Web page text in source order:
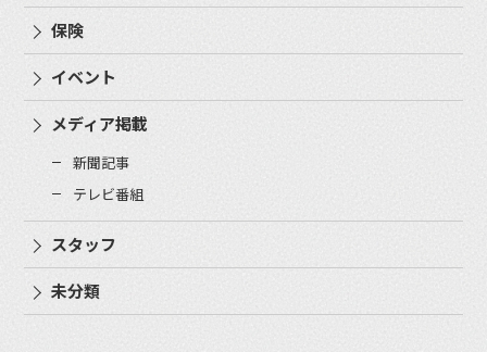
保険
イベント
メディア掲載
新聞記事
テレビ番組
スタッフ
未分類